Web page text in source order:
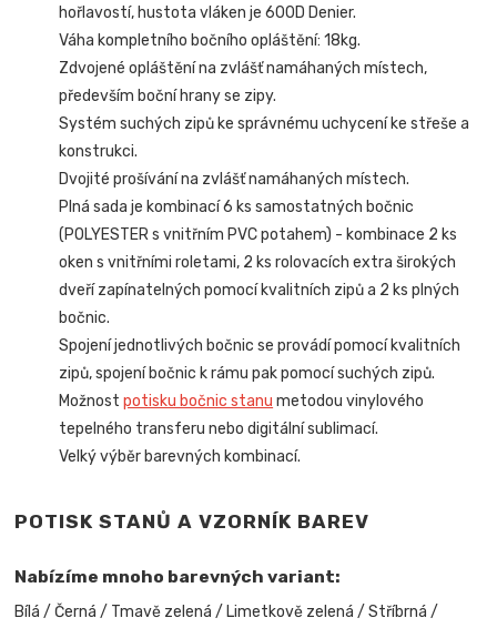
hořlavostí, hustota vláken je 600D Denier.
Váha kompletního bočního opláštění: 18kg.
Zdvojené opláštění na zvlášť namáhaných místech,
především boční hrany se zipy.
Systém suchých zipů ke správnému uchycení ke střeše a
konstrukci.
Dvojité prošívání na zvlášť namáhaných místech.
Plná sada je kombinací 6 ks samostatných bočnic
(POLYESTER s vnitřním PVC potahem) - kombinace 2 ks
oken s vnitřními roletami, 2 ks rolovacích extra širokých
dveří zapínatelných pomocí kvalitních zipůa 2 ks plných
bočnic.
Spojení jednotlivých bočnic se provádí pomocí kvalitních
zipů, spojení bočnic k rámu pak pomocí suchých zipů.
Možnostpotisku bočnic stanu metodou vinylového
tepelného transferu nebo digitální sublimací.
Velký výběr barevných kombinací.
POTISK STANŮ A VZORNÍK BAREV
Nabízíme mnoho barevných variant:
Bílá / Černá / Tmavě zelená / Limetkově zelená / Stříbrná /